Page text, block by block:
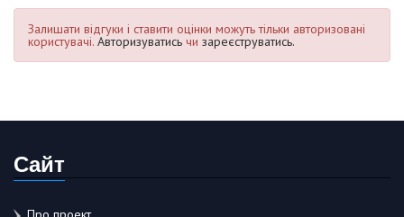
Залишати відгуки і ставити оцінки можуть тільки авторизовані
користувачі. Авторизуватись чи зареєструватись.
Сайт